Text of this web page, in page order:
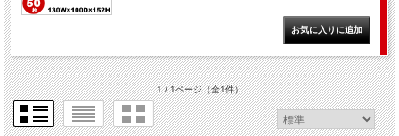
1 / 1ページ（全1件）